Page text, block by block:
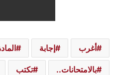
أغرب إجابة
بالامتحانات.. تكتب